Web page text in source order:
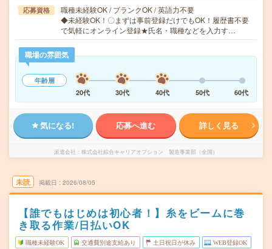
応募資格
職種未経験OK / ブランクOK / 英語力不要
◆未経験OK！〇まずは事前登録だけでもOK！履歴書不要
で気軽にオンライン登録★氏名・職種などを入力す…
職場の雰囲気
年齢層
20代
30代 40代 50代 60代
気になる! 応募へ進む 詳しく見る
派遣会社 株式会社綜合キャリアオプション 製造事業部（全国）
未読 掲載日 2026/08/05
【誰でもはじめは初心者！】糸をビームに巻
き取る作業/日払いOK
職種未経験OK 交通費別途支給あり 土日祝日が休み WEB登録OK